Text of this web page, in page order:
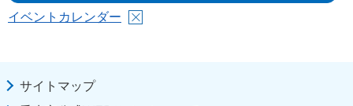
イベントカレンダー
サイトマップ